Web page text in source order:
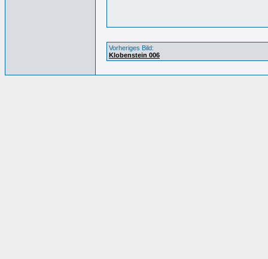
Vorheriges Bild:
Klobenstein 006